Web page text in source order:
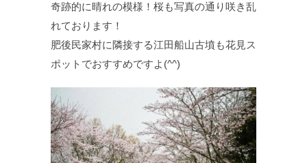
奇跡的に晴れの模様！桜も写真の通り咲き乱
れております！
肥後民家村に隣接する江田船山古墳も花見ス
ポットでおすすめですよ(^^)